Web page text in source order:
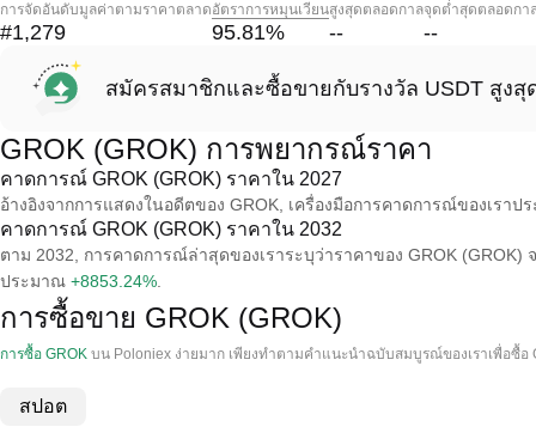
การจัดอันดับมูลค่าตามราคาตลาด
#1,279
อัตราการหมุนเวียน
95.81%
สูงสุดตลอดกาล
--
จุดต่ำสุดตลอดกา
--
สมัครสมาชิกและซื้อขายกับรางวัล USDT สูงสุ
GROK (GROK) การพยากรณ์ราคา
คาดการณ์ GROK (GROK) ราคาใน 2027
อ้างอิงจากการแสดงในอดีตของ GROK, เครื่องมือการคาดการณ์ของเราป
คาดการณ์ GROK (GROK) ราคาใน 2032
ตาม 2032, การคาดการณ์ล่าสุดของเราระบุว่าราคาของ GROK (GROK)
ประมาณ +8853.24%
การซื้อขาย GROK (GROK)
การซื้อ GROK บน Poloniex ง่ายมาก เพียงทําตามคําแนะนําฉบับสมบูรณ์ของเราเพื่อซื้อ
สปอต